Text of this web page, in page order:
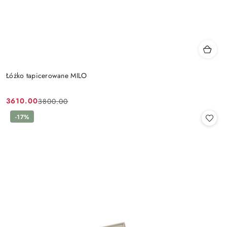
Łóżko tapicerowane MILO
Cena
promocyjna:
3610.00
Cena
przed
3800.00
-17%